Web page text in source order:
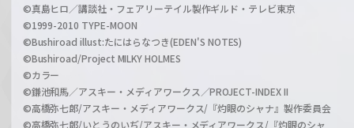
©真島ヒロ／講談社・フェアリーテイル製作ギルド・テレビ東京
©1999-2010 TYPE-MOON
©Bushiroad illust:たにはらなつき(EDEN'S NOTES)
©Bushiroad/Project MILKY HOLMES
©カラー
©鎌池和馬／アスキー・メディアワークス／PROJECT-INDEX II
©高橋弥七郎/アスキー・メディアワークス/『灼眼のシャナ』製作委員会
©高橋弥七郎/いとうのいぢ/アスキー・メディアワークス/『灼眼のシャ